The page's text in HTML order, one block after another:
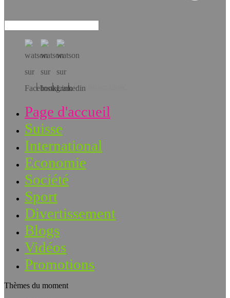
Téléchargez l’app!
Page d'accueil
Suisse
International
Economie
Société
Sport
Divertissement
Blogs
Vidéos
Promotions
Thèmes du moment